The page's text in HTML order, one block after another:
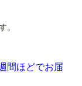
。
間ほどでお届